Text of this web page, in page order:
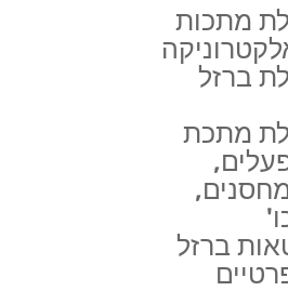
מתכות
ברזל
מתכת
ברזל